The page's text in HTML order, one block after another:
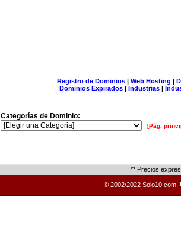
Registro de Dominios| Web Hosting |
Dominios Expirados | Industrias |
Categorías de Dominio:
[Pág.
** Precios
© 2002/2022 Solo10.com